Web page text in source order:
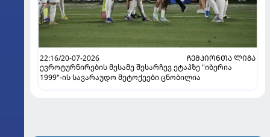
22:16/20-07-2026
ᲩᲔᲛᲞᲘᲝᲜᲗᲐ ᲚᲘᲒᲐ
ევროტურნირების მესამე შესარჩევ ეტაპზე "იბერია
1999"-ის სავარაუდო მეტოქეები ცნობილია